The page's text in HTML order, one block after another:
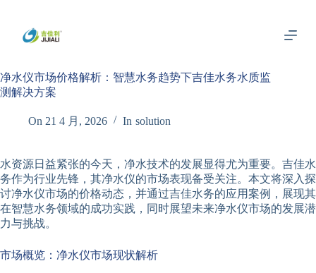
内
净水仪市场价格解析：智慧水务趋势下吉佳水务水质监
测解决方案
On 21 4 月, 2026 In solution
水资源日益紧张的今天，净水技术的发展显得尤为重要。吉佳水
务作为行业先锋，其净水仪的市场表现备受关注。本文将深入探
讨净水仪市场的价格动态，并通过吉佳水务的应用案例，展现其
在智慧水务领域的成功实践，同时展望未来净水仪市场的发展潜
力与挑战。
市场概览：净水仪市场现状解析